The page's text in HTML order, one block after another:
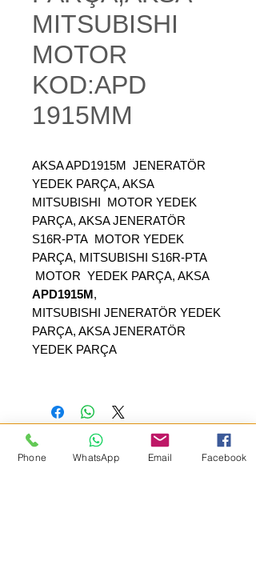
MITSUBISHI
MOTOR
KOD:APD
1915MM
AKSA APD1915M JENERATÖR
YEDEK PARÇA, AKSA
MITSUBISHI MOTOR YEDEK
PARÇA, AKSA JENERATÖR
S16R-PTA MOTOR YEDEK
PARÇA, MITSUBISHI S16R-PTA
MOTOR YEDEK PARÇA, AKSA
APD1915M,
MITSUBISHI JENERATÖR YEDEK
PARÇA, AKSA JENERATÖR
YEDEK PARÇA
Phone WhatsApp Email Facebook